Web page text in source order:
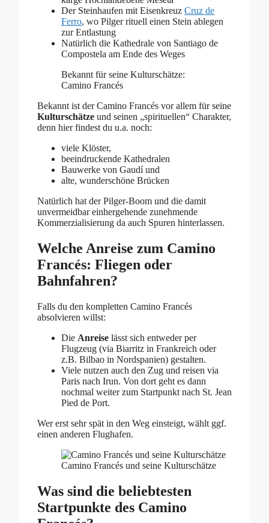
Der Steinhaufen mit Eisenkreuz Cruz de
Ferro, wo Pilger rituell einen Stein ablegen
zur Entlastung
Natürlich die Kathedrale von Santiago de
Compostela am Ende des Weges
Bekannt für seine Kulturschätze:
Camino Francés
Bekannt ist der Camino Francés vor allem für seine
Kulturschätze und seinen „spirituellen“ Charakter,
denn hier findest du u.a. noch:
viele Klöster,
beeindruckende Kathedralen
Bauwerke von Gaudí und
alte, wunderschöne Brücken
Natürlich hat der Pilger-Boom und die damit
unvermeidbar einhergehende zunehmende
Kommerzialisierung da auch Spuren hinterlassen.
Welche Anreise zum Camino
Francés: Fliegen oder
Bahnfahren?
Falls du den kompletten Camino Francés
absolvieren willst:
Die Anreise lässt sich entweder per
Flugzeug (via Biarritz in Frankreich oder
z.B. Bilbao in Nordspanien) gestalten.
Viele nutzen auch den Zug und reisen via
Paris nach Irun. Von dort geht es dann
nochmal weiter zum Startpunkt nach St. Jean
Pied de Port.
Wer erst sehr spät in den Weg einsteigt, wählt ggf.
einen anderen Flughafen.
Camino Francés und seine Kulturschätze
Was sind die beliebtesten
Startpunkte des Camino